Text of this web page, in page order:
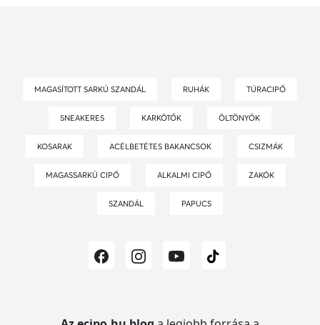
MAGASÍTOTT SARKÚ SZANDÁL RUHÁK TÚRACIPŐ
SNEAKERES KARKÖTŐK ÖLTÖNYÖK
KOSARAK ACÉLBETÉTES BAKANCSOK CSIZMÁK
MAGASSARKÚ CIPŐ ALKALMI CIPŐ ZAKÓK
SZANDÁL PAPUCS